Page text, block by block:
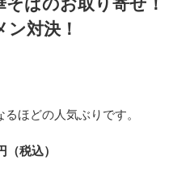
ばのお取り寄せ！
対決！
ほどの人気ぶりです。
税込）